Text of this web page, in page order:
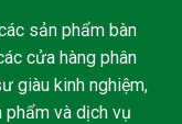
sản phẩm bàn
cửa hàng phân
giàu kinh nghiệm,
phẩm và dịch vụ